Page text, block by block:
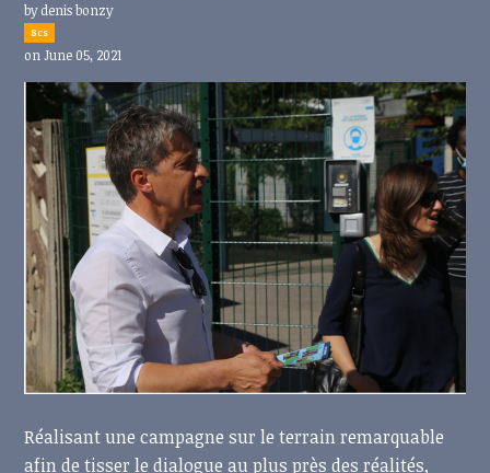
bydenis bonzy
8cs
on June 05, 2021
Réalisant une campagne sur le terrain remarquable
afin de tisser le dialogue au plus près des réalités,